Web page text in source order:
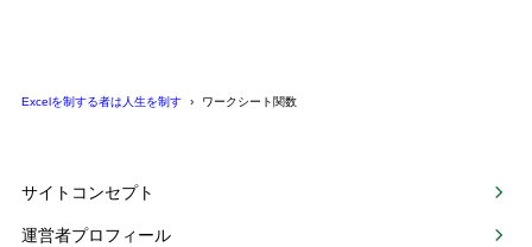
Excelを制する者は人生を制す ワークシート関数
サイトコンセプト
運営者プロフィール